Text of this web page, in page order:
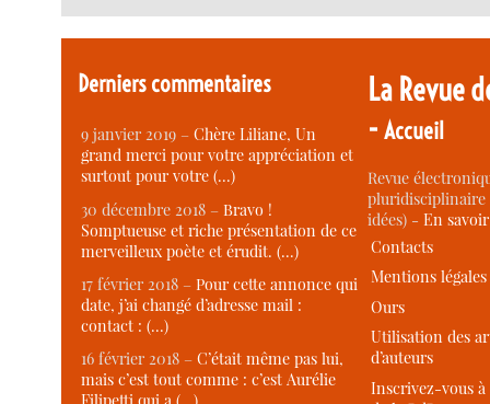
Derniers commentaires
9 janvier 2019 –Chère Liliane, Un
grand merci pour votre appréciation et
surtout pour votre (…)
30 décembre 2018 –Bravo !
Somptueuse et riche présentation de ce
merveilleux poète et érudit. (…)
17 février 2018 –Pour cette annonce qui
date, j’ai changé d’adresse mail :
contact : (…)
16 février 2018 –C’était même pas lui,
mais c’est tout comme : c’est Aurélie
La Revue
-Accueil
Revue
idées) -En
Contacts
Mentions légales
Ours
Utilisation des
d’auteurs
Inscrivez-vous